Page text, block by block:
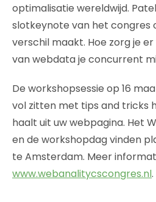
optimalisatie wereldwijd.
slotkeynote van het congres
verschil maakt. Hoe zorg je
van webdata je concurrent
De workshopsessie op 16
vol zitten met tips and tricks
haalt uit uw webpagina. Het
en de workshopdag vinden
te Amsterdam. Meer
www.webanalitycscongres.nl.